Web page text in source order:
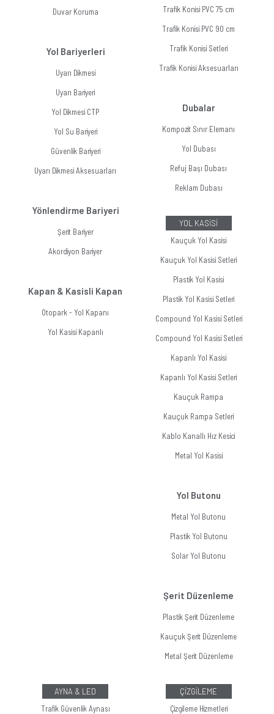
Duvar Koruma
Yol Bariyerleri
Uyarı Dikmesi
Uyarı Bariyeri
Yol Dikmesi CTP
Yol Su Bariyeri
Güvenlik Bariyeri
Uyarı Dikmesi Aksesuarları
Yönlendirme Bariyeri
Şerit Bariyer
Akordiyon Bariyer
Kapan & Kasisli Kapan
Otopark - Yol Kapanı
Yol Kasisi Kapanlı
Trafik Konisi PVC 75 cm
Trafik Konisi PVC 90 cm
Trafik Konisi Setleri
Trafik Konisi Aksesuarları
Dubalar
Kompozit Sınır Elemanı
Yol Dubası
Refuj Başı Dubası
Reklam Dubası
YOL KASİSİ
Kauçuk Yol Kasisi
Kauçuk Yol Kasisi Setleri
Plastik Yol Kasisi
Plastik Yol Kasisi Setleri
Compound Yol Kasisi Setleri
Compound Yol Kasisi Setleri
Kapanlı Yol Kasisi
Kapanlı Yol Kasisi Setleri
Kauçuk Rampa
Kauçuk Rampa Setleri
Kablo Kanallı Hız Kesici
Metal Yol Kasisi
Yol Butonu
Metal Yol Butonu
Plastik Yol Butonu
Solar Yol Butonu
Şerit Düzenleme
Plastik Şerit Düzenleme
Kauçuk Şerit Düzenleme
Metal Şerit Düzenleme
AYNA & LED
Trafik Güvenlik Aynası
ÇİZGİLEME
Çizgileme Hizmetleri